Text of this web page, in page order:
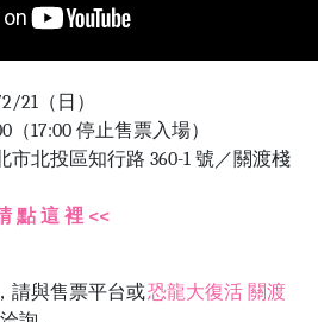
21（日）
（17:00 停止售票入場）
市北投區知行路 360-1 號／關渡棧
點 這 裡 <<
請與售票平台或恐龍大復活 關渡